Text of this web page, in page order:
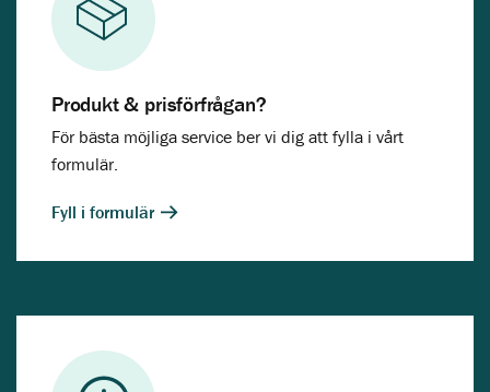
Produkt & prisförfrågan?
För bästa möjliga service ber vi dig att fylla i vårt
formulär.
Fyll i formulär